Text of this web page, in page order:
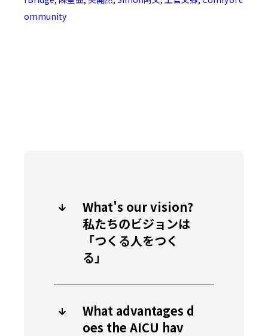
ommunity
What's our vision?
私たちのビジョンは
「つくる人をつく
る」
What advantages d
oes the AICU hav